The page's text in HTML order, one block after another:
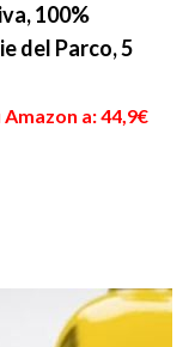
100%
del Parco, 5
a: 44,9€